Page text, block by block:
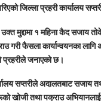
जिल्ला प्रहरी कार्यालय
मुद्दामा१ महिना कैद सजाय
गरी फैसला कार्यान्वयनका लागि
प्रहरीले जनाएको छ।
सप्तरीले अदालतबाट सजाय
खोजी तथा पक्राउ अभियानलाई